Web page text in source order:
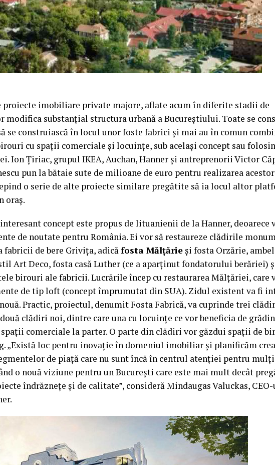
proiecte imobiliare private majore, aflate acum în diferite stadii de
modifica substanţial structura urbană a Bucureştiului. Toate se
se construiască în locul unor foste fabrici şi mai au în comun
cu spaţii comerciale şi locuinţe, sub acelaşi concept sau
Ion Ţiriac, grupul IKEA, Auchan, Hanner şi antreprenorii Victor
pun la bătaie sute de milioane de euro pentru realizarea
o serie de alte proiecte similare pregătite să ia locul altor
oraş.
concept este propus de lituanienii de la Hanner, deoarece
de noutate pentru România. Ei vor să restaureze clădirile
fabricii de bere Griviţa, adicăfosta Mălţărieşi fosta Orzărie,
Art Deco, fosta casă Luther (ce a aparţinut fondatorului berăriei)
birouri ale fabricii. Lucrările încep cu restaurarea Mălţăriei, care
de tip loft (concept împrumutat din SUA). Zidul existent va fi
Practic, proiectul, denumit Fosta Fabrică, va cuprinde trei
clădiri noi, dintre care una cu locuinţe ce vor beneficia de
spaţii comerciale la parter. O parte din clădiri vor găzdui spaţii de
„Există loc pentru inovaţie în domeniul imobiliar şi planificăm
de piaţă care nu sunt încă în centrul atenţiei pentru
o nouă viziune pentru un Bucureşti care este mai mult decât
îndrăzneţe şi de calitate”, consideră Mindaugas Valuckas,